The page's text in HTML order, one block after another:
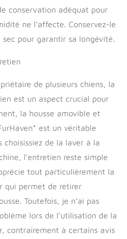
couverture limitée
de 90 jours contre
les défauts
matériels et peut
des restrictions
s'appliquent : les
achats auprès de
autorisés peuvent
ne pas être couverts
par Furhaven
Détails du produit :
Espresso ; Jumbo
Plus, 91,4 x 129,5 x
au centre ; bords de
20,3 cm)
CERTIPUR-US :
conservation adéquat pour
ne l’affecte. Conservez-le
sec pour garantir sa longévité.
de plusieurs chiens, la
est un aspect crucial pour
la housse amovible et
est un véritable
choisissiez de la laver à la
l’entretien reste simple
tout particulièrement la
qui permet de retirer
Toutefois, je n’ai pas
lors de l’utilisation de la
contrairement à certains avis